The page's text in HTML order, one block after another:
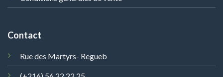
Contact
Rue des Martyrs- Regueb